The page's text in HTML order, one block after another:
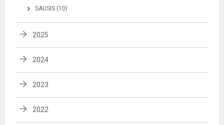
SAUSIS (10)
2025
2024
2023
2022